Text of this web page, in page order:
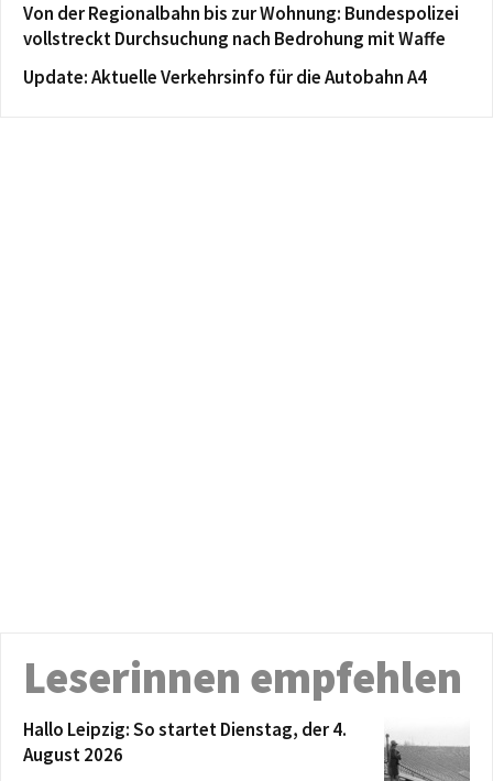
Von der Regionalbahn bis zur Wohnung: Bundespolizei
vollstreckt Durchsuchung nach Bedrohung mit Waffe
Update: Aktuelle Verkehrsinfo für die Autobahn A4
Leserinnen empfehlen
Hallo Leipzig: So startet Dienstag, der 4.
August 2026